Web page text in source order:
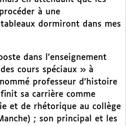
à une
dormiront dans mes
dans l’enseignement
cours spéciaux » à
professeur d’histoire
sa carrière comme
et de rhétorique au collège
; son principal et les